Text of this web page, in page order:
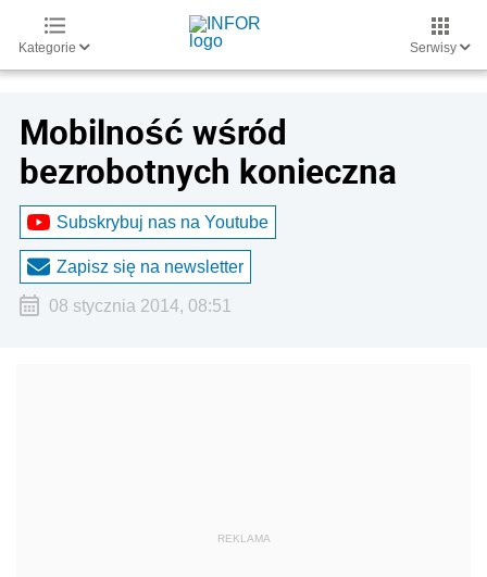
Kategorie Serwisy
Mobilność wśród
bezrobotnych konieczna
Subskrybuj nas na Youtube
Zapisz się na newsletter
08 stycznia 2014, 08:51